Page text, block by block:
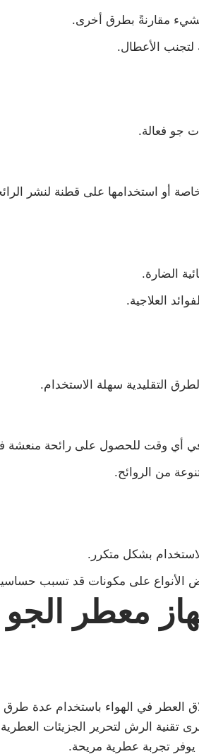
مقارنةً بطرق أخرى.
لتجنب الأعطال.
جو فعالة.
أو استخدامها على قطنة لنشر
الضارة.
العلاجية.
التقليدية سهلة الاستخدام.
أي وقت للحصول على رائحة منعشة
من الروائح.
بشكل متكرر.
الأنواع على مكونات قد تسبب
معطر الجو
العطر في الهواء باستخدام عدة طرق
تقنية الرش لتحرير الجزيئات
يوفر تجربة عطرية مريحة.